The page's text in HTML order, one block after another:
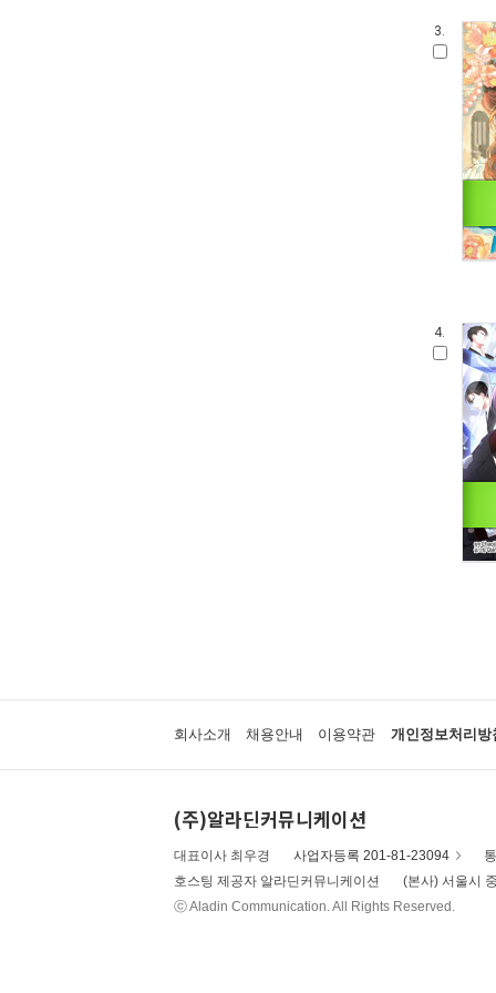
3.
4.
회사소개 채용안내 이용약관 개인정보처리방
(주)알라딘커뮤니케이션
대표이사 최우경 사업자등록 201-81-23094
호스팅 제공자 알라딘커뮤니케이션
(본사) 서울시
ⓒ Aladin Communication. All Rights Reserved.